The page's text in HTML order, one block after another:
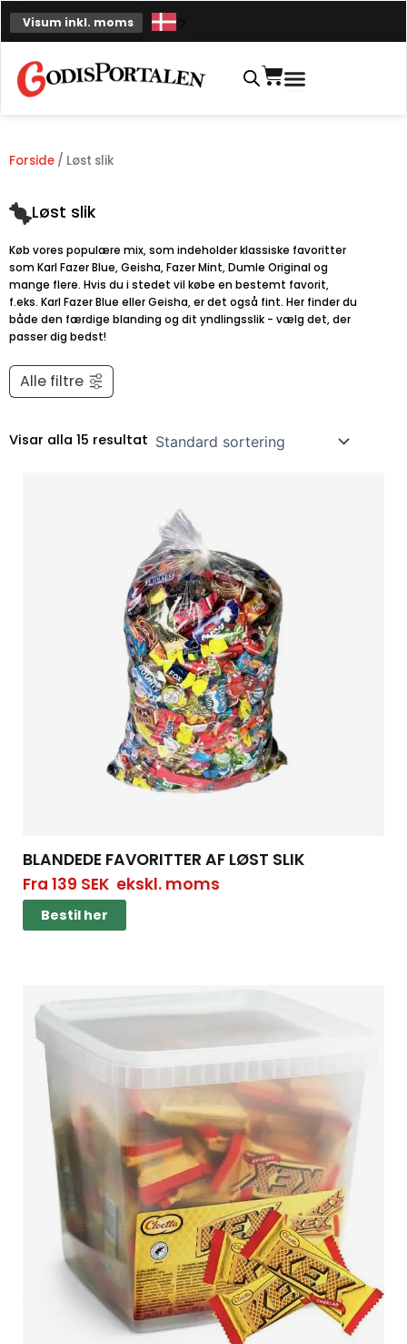
Spring
til
Visum inkl. moms
Indkøbskurv
Forside / Løst slik
Løst slik
Køb vores populære mix, som indeholder klassiske favoritter
som Karl Fazer Blue, Geisha, Fazer Mint, Dumle Original og
mange flere. Hvis du i stedet vil købe en bestemt favorit,
f.eks. Karl Fazer Blue eller Geisha, er det også fint. Her finder du
både den færdige blanding og dit yndlingsslik - vælg det, der
passer dig bedst!
Alle filtre
Visar alla 15 resultat
BLANDEDE FAVORITTER AF LØST SLIK
Fra 139 SEKekskl. moms
Bestil her